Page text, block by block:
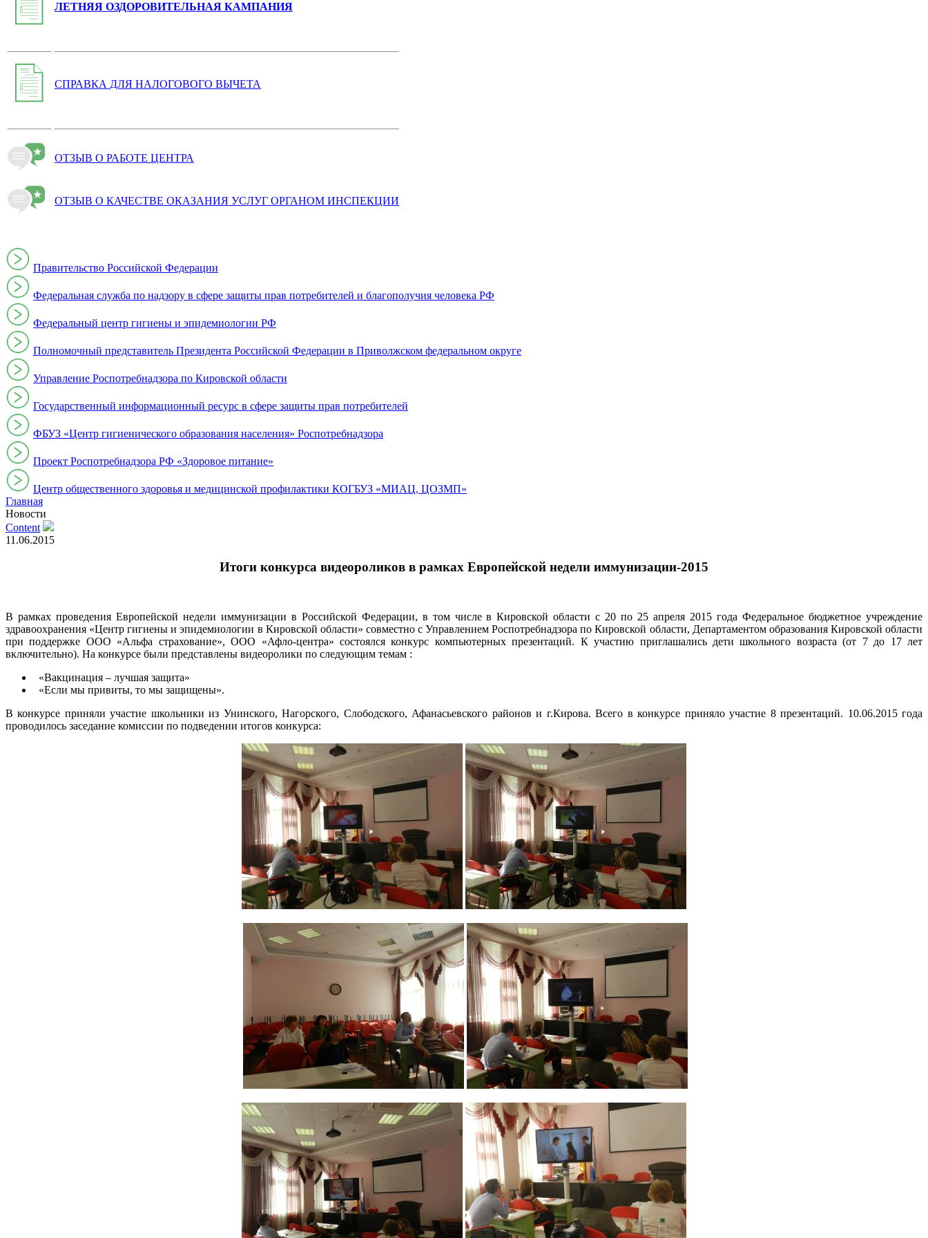
ЛЕТНЯЯ ОЗДОРОВИТЕЛЬНАЯ КАМПАНИЯ
СПРАВКА ДЛЯ НАЛОГОВОГО ВЫЧЕТА
ОТЗЫВ О РАБОТЕ ЦЕНТРА
ОТЗЫВ О КАЧЕСТВЕ ОКАЗАНИЯ УСЛУГ ОРГАНОМ ИНСПЕКЦИИ
Правительство Российской Федерации
Федеральная служба по надзору в сфере защиты прав потребителей и благополучия человека РФ
Федеральный центр гигиены и эпидемиологии РФ
Полномочный представитель Президента Российской Федерации в Приволжском федеральном округе
Управление Роспотребнадзора по Кировской области
Государственный информационный ресурс в сфере защиты прав потребителей
ФБУЗ «Центр гигиенического образования населения» Роспотребнадзора
Проект Роспотребнадзора РФ «Здоровое питание»
Центр общественного здоровья и медицинской профилактики КОГБУЗ «МИАЦ, ЦОЗМП»
Главная
Новости
Content
11.06.2015
Итоги конкурса видеороликов в рамках Европейской недели иммунизации-2015
В рамках проведения Европейской недели иммунизации в Российской Федерации, в том числе в Кировской области с 20 по 25 апреля 2015 года Федеральное бюджетное учреждение
здравоохранения «Центр гигиены и эпидемиологии в Кировской области» совместно с Управлением Роспотребнадзора по Кировской области, Департаментом образования Кировской области
при поддержке ООО «Альфа страхование», ООО «Афло-центра» состоялся конкурс компьютерных презентаций. К участию приглашались дети школьного возраста (от 7 до 17 лет
включительно). На конкурсе были представлены видеоролики по следующим темам :
«Вакцинация – лучшая защита»
«Если мы привиты, то мы защищены».
В конкурсе приняли участие школьники из Унинского, Нагорского, Слободского, Афанасьевского районов и г.Кирова. Всего в конкурсе приняло участие 8 презентаций. 10.06.2015 года
проводилось заседание комиссии по подведении итогов конкурса: